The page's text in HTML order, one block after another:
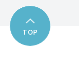
TOP